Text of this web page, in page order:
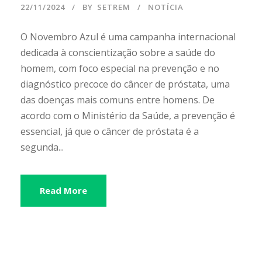
22/11/2024 BY SETREM NOTÍCIA
O Novembro Azul é uma campanha internacional
dedicada à conscientização sobre a saúde do
homem, com foco especial na prevenção e no
diagnóstico precoce do câncer de próstata, uma
das doenças mais comuns entre homens. De
acordo com o Ministério da Saúde, a prevenção é
essencial, já que o câncer de próstata é a
segunda...
Read More